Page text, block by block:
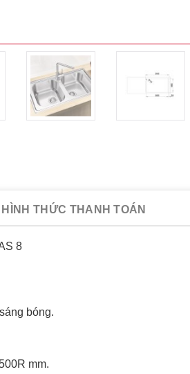
HÌNH THỨC THANH TOÁN
8
bóng.
mm.